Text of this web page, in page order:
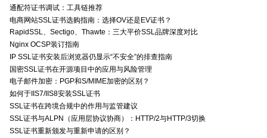
通配符证书调试：工具链推荐
电商网站SSL证书选购指南：选择OV还是EV证书？
RapidSSL、Sectigo、Thawte：三大平价SSL品牌深度对比
Nginx OCSP装订指南
IP SSL证书安装后浏览器仍显示“不安全”的排查指南
国密SSL证书在开源项目中的应用与风险管理
电子邮件加密：PGP和S/MIME加密的区别？
如何于IIS7/IIS8安装SSL证书
SSL证书在跨境合规中的作用与监管建议
SSL证书与ALPN（应用层协议协商）：HTTP/2与HTTP/3切换
SSL证书重新颁发与重新申请的区别？